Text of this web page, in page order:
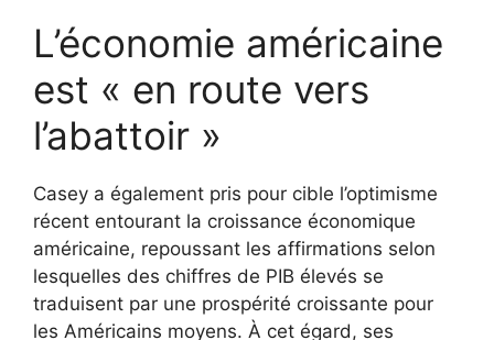
L’économie américaine
est « en route vers
l’abattoir »
Casey a également pris pour cible l’optimisme
récent entourant la croissance économique
américaine, repoussant les affirmations selon
lesquelles des chiffres de PIB élevés se
traduisent par une prospérité croissante pour
les Américains moyens. À cet égard, ses